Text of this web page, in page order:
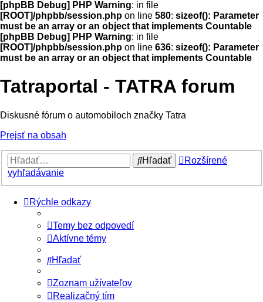
[phpBB Debug] PHP Warning: in file
[ROOT]/phpbb/session.php on line 580: sizeof(): Parameter
must be an array or an object that implements Countable
[phpBB Debug] PHP Warning: in file
[ROOT]/phpbb/session.php on line 636: sizeof(): Parameter
must be an array or an object that implements Countable
Tatraportal - TATRA forum
Diskusné fórum o automobiloch značky Tatra
Prejsť na obsah
Hľadať
Rozšírené
vyhľadávanie
Rýchle odkazy
Temy bez odpovedí
Aktívne témy
Hľadať
Zoznam užívateľov
Realizačný tím